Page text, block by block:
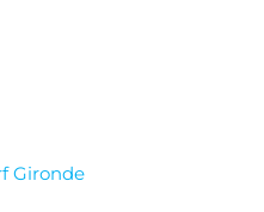
Gironde